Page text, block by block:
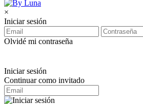
×
Iniciar sesión
Olvidé mi contraseña
Iniciar sesión
Continuar como invitado